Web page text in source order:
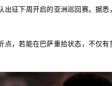
征下周开启的亚洲巡回赛。据
，若能在巴萨重拾状态，不仅